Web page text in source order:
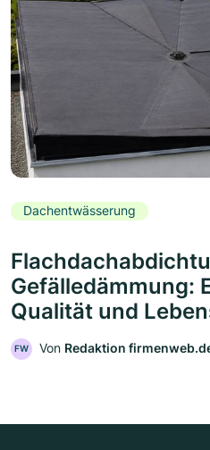
Dachentwässerung
Gefälledämmung:
Qualität und
FW Von Redaktion